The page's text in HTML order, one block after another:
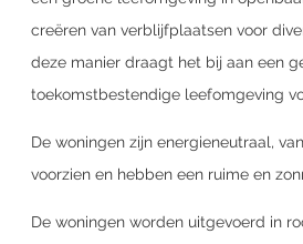
creëren van verblijfplaatsen voor
deze manier draagt het bij aan een
toekomstbestendige leefomgeving
De woningen zijn energieneutraal,
voorzien en hebben een ruime en
De woningen worden uitgevoerd in